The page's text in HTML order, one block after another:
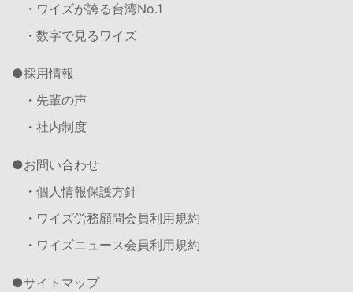
・ワイズが誇る台湾No.1
・数字で見るワイズ
採用情報
・先輩の声
・社内制度
お問い合わせ
・個人情報保護方針
・ワイズ労務顧問会員利用規約
・ワイズニュース会員利用規約
サイトマップ